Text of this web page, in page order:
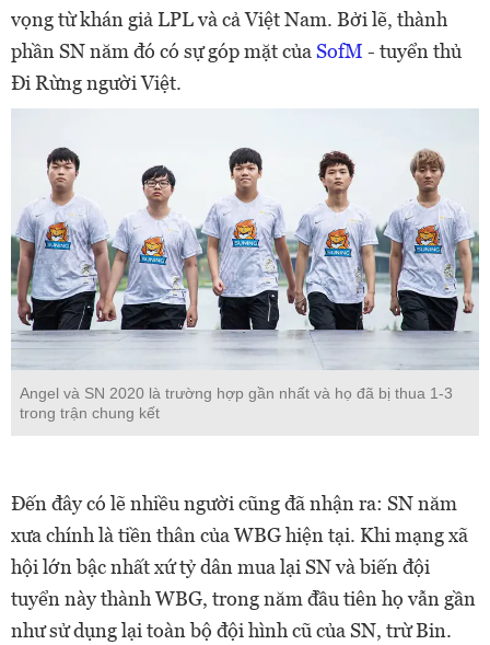
vọng từ khán giả LPL và cả Việt Nam. Bởi lẽ, thành
phần SN năm đó có sự góp mặt của SofM - tuyển thủ
Đi Rừng người Việt.
Angel và SN 2020 là trường hợp gần nhất và họ đã bị thua 1-3
trong trận chung kết
Đến đây có lẽ nhiều người cũng đã nhận ra: SN năm
xưa chính là tiền thân của WBG hiện tại. Khi mạng xã
hội lớn bậc nhất xứ tỷ dân mua lại SN và biến đội
tuyển này thành WBG, trong năm đầu tiên họ vẫn gần
như sử dụng lại toàn bộ đội hình cũ của SN, trừ Bin.